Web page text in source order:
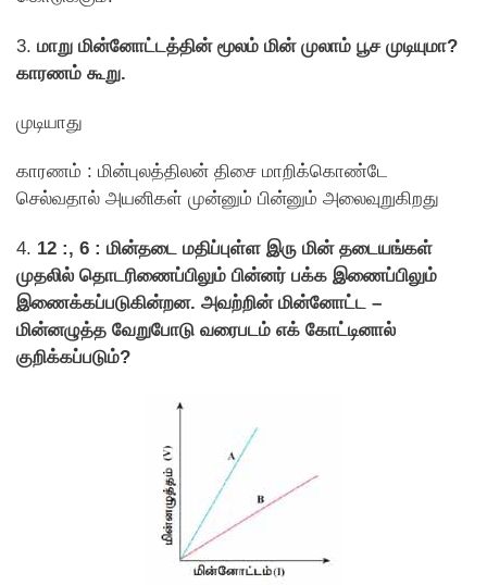
3. மாறு மின்னோட்டத்தின் மூலம் மின் முலாம் பூச முடியுமா?
காரணம் கூறு.
முடியாது
காரணம் : மின்புலத்திலன் திசை மாறிக்கொண்டே
செல்வதால் அயனிகள் முன்னும் பின்னும் அலைவுறுகிறது
4. 12 :, 6 : மின்தடை மதிப்புள்ள இரு மின் தடையங்கள்
முதலில் தொடரிணைப்பிலும் பின்னர் பக்க இணைப்பிலும்
இணைக்கப்படுகின்றன. அவற்றின் மின்னோட்ட –
மின்னழுத்த வேறுபோடு வரைபடம் எக் கோட்டினால்
குறிக்கப்படும்?